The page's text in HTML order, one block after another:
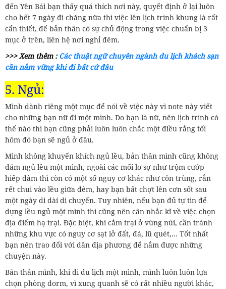
đến Yên Bái bạn thấy quá thích nơi này, quyết định ở lại luôn
cho hết 7 ngày đi chăng nữa thì việc lên lịch trình khung là rất
cẩn thiết, để bản thân có sự chủ động trong việc chuẩn bị 3
mục ở trên, liên hệ nơi nghỉ đêm.
>>> Xem thêm : Các thuật ngữ chuyên ngành du lịch khách sạn
cần nắm vững khi đi bất cứ đâu
5. Ngủ:
Mình dành riêng một mục để nói về việc này vì note này viết
cho những bạn nữ đi một mình. Do bạn là nữ, nên lịch trình có
thế nào thì bạn cũng phải luôn luôn chắc một điều rằng tối
hôm đó bạn sẽ ngủ ở đâu.
Mình không khuyến khích ngủ lều, bản thân mình cũng không
dám ngủ lều một mình, ngoài các mối lo sợ như trộm cướp
hiếp dâm thì còn có một số nguy cơ khác như côn trùng, rắn
rết chui vào lều giữa đêm, hay bạn bất chợt lên cơn sốt sau
một ngày di dài di chuyển. Tuy nhiên, nếu bạn đủ tự tin để
dựng lều ngủ một mình thì cũng nên cân nhắc kĩ về việc chọn
địa điểm hạ trại. Đặc biệt, khi cắm trại ở vùng núi, cần tránh
những khu vực có nguy cơ sạt lở đất, đá, lũ quét,… Tốt nhất
bạn nên trao đổi với dân địa phương để nắm được những
chuyện này.
Bản thân mình, khi đi du lịch một mình, mình luôn luôn lựa
chọn phòng dorm, vì xung quanh sẽ có rất nhiều người khác,